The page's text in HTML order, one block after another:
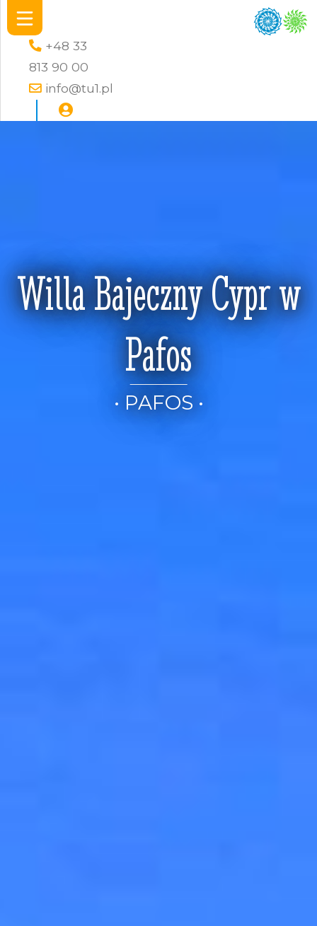
+48 33
813 90 00
info@tu1.pl
Willa Bajeczny Cypr w
Pafos
• PAFOS •